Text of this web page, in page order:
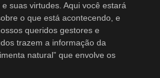
suas virtudes. Aqui você estará
o que está acontecendo, e
queridos gestores e
trazem a informação da
natural” que envolve os